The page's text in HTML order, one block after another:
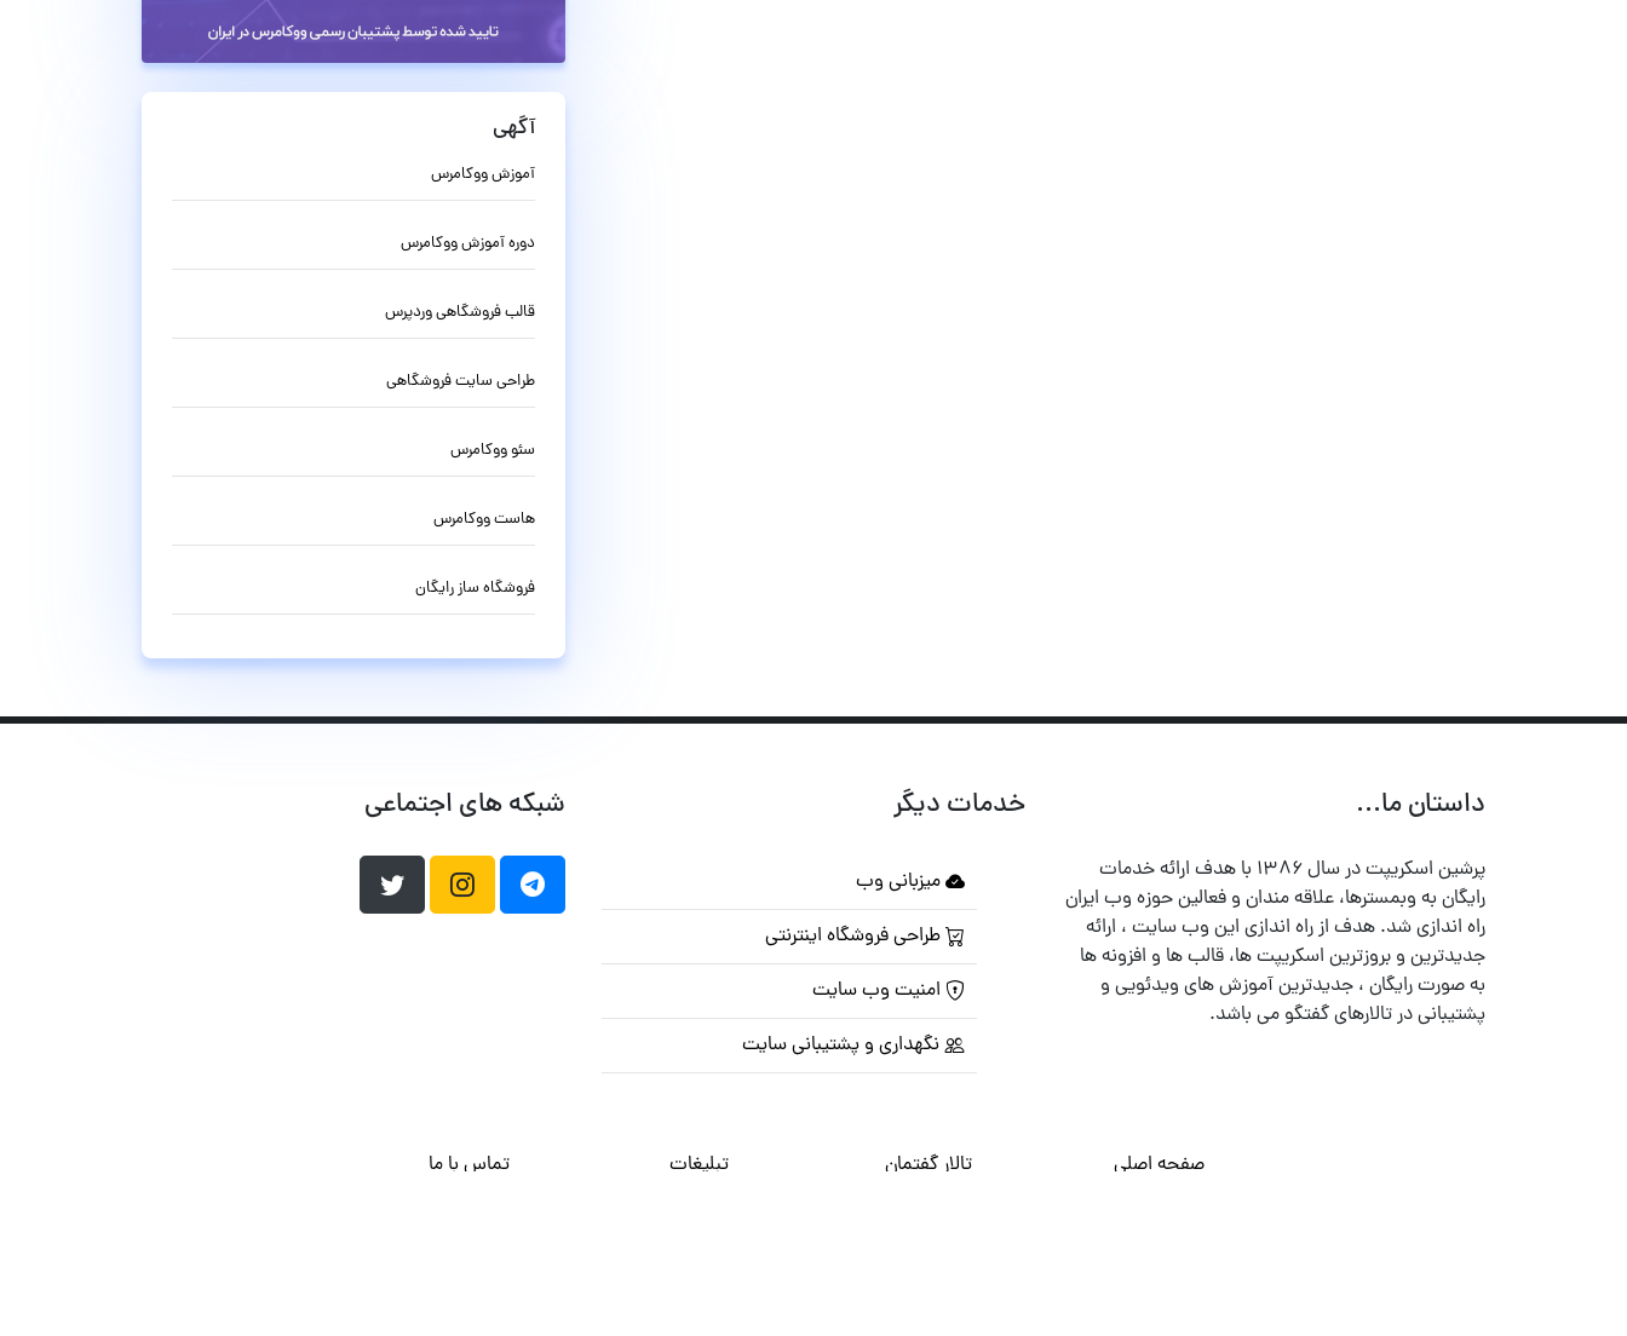
آگهی
آموزش ووکامرس
دوره آموزش ووکامرس
قالب فروشگاهی وردپرس
طراحی سایت فروشگاهی
سئو ووکامرس
هاست ووکامرس
فروشگاه ساز رایگان
داستان ما...
پرشین اسکریپت در سال ۱۳۸۶ با هدف ارائه خدمات
رایگان به وبمسترها، علاقه مندان و فعالین حوزه وب ایران
راه اندازی شد. هدف از راه اندازی این وب سایت ، ارائه
جدیدترین و بروزترین اسکریپت ها، قالب ها و افزونه ها
به صورت رایگان ، جدیدترین آموزش های ویدئویی و
پشتیبانی در تالارهای گفتگو می باشد.
خدمات دیگر
میزبانی وب
طراحی فروشگاه اینترنتی
امنیت وب سایت
نگهداری و پشتیبانی سایت
شبکه های اجتماعی
صفحه اصلی تالار گفتمان تبلیغات تماس با ما